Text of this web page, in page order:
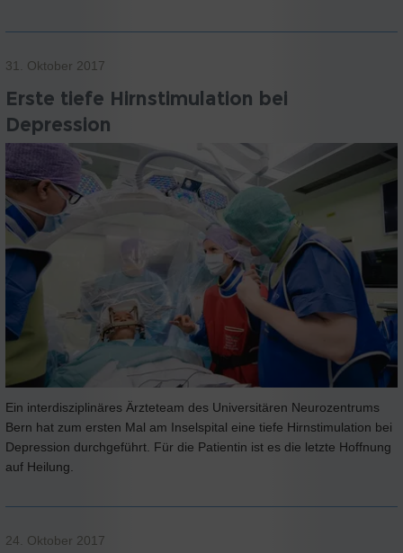
31. Oktober 2017
Erste tiefe Hirnstimulation bei
Depression
Ein interdisziplinäres Ärzteteam des Universitären Neurozentrums
Bern hat zum ersten Mal am Inselspital eine tiefe Hirnstimulation bei
Depression durchgeführt. Für die Patientin ist es die letzte Hoffnung
auf Heilung.
24. Oktober 2017